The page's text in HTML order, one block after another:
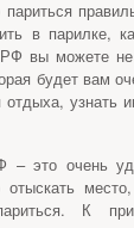
в парилке,
вы можете
будет вам
узнать
– это очень
отыскать
К